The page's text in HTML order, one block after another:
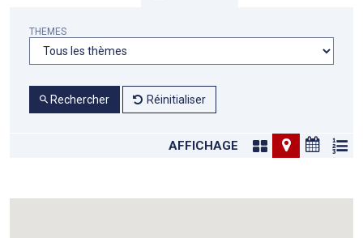
THEMES
Rechercher Réinitialiser
AFFICHAGE